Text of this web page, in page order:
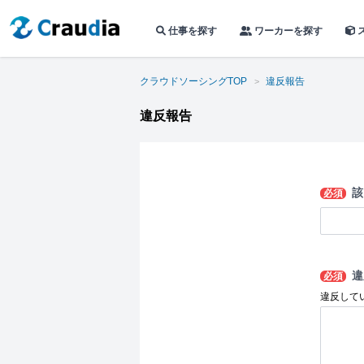
仕事を探す ワーカーを探す
クラウドソーシングTOP 違反報告
違反報告
必須
必須
違反して